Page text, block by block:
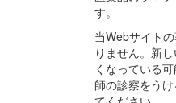
す。
当Webサイト
りません。新
くなっている
師の診察をう